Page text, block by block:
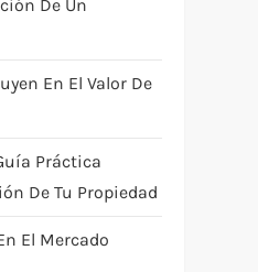
De Un
En El Valor De
Práctica
De Tu Propiedad
El Mercado